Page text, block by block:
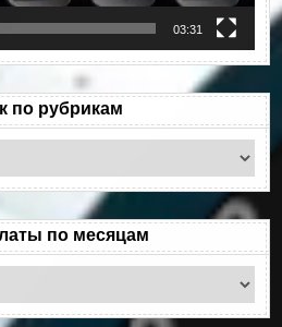
03:31
по рубрикам
по месяцам